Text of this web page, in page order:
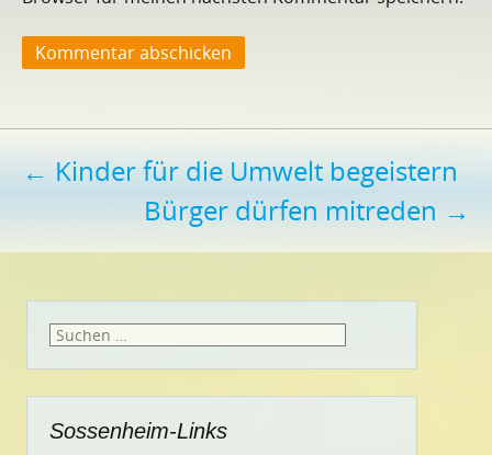
Beitragsnavigation
← Kinder für die Umwelt begeistern
Bürger dürfen mitreden →
Suchen
Sossenheim-Links